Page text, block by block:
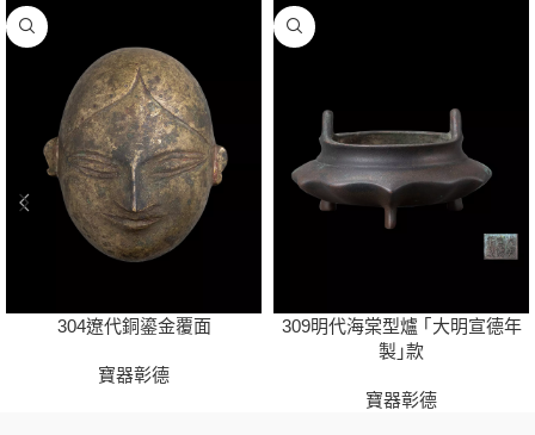
304遼代銅鎏金覆面
寶器彰德
309明代海棠型爐 ｢大明宣德年
製｣款
寶器彰德